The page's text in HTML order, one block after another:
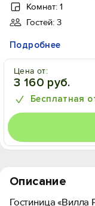
Комнат: 1
Гостей: 3
Подробнее
Цена от:
3 160 руб.
Бесплатная
Описание
Гостиница «Вилла